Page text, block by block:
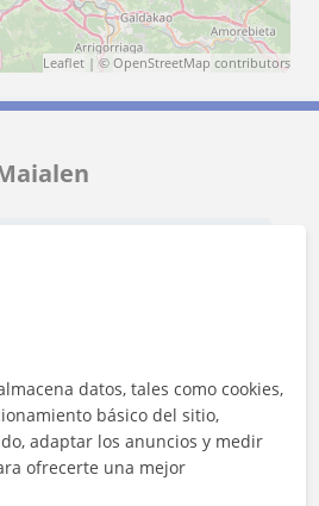
Leaflet | © OpenStreetMap contributors
datos, tales como cookies,
básico del sitio,
adaptar los anuncios y medir
ofrecerte una mejor